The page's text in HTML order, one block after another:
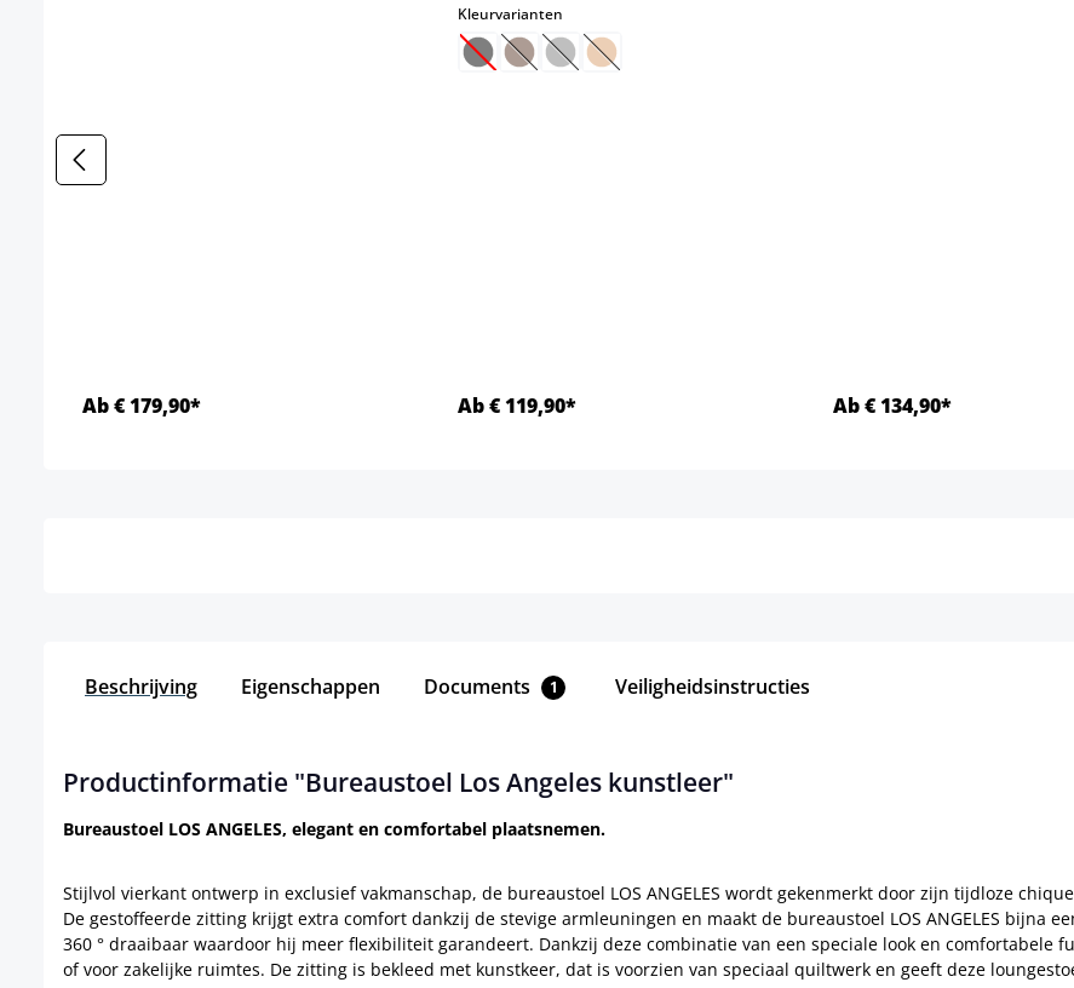
Ab € 179,90*
Kleurvarianten
(Deze optie is momenteel niet beschikbaar.)
(Deze optie is momenteel niet beschikbaar.)
(Deze optie is momenteel niet beschikbaar.)
(Deze optie is momenteel niet beschikbaar.)
Ab € 119,90* Ab € 134,90*
Beschrijving Eigenschappen Documents 1 Veiligheidsinstructies
Productinformatie "Bureaustoel Los Angeles kunstleer"
Bureaustoel LOS ANGELES, elegant en comfortabel plaatsnemen.
Stijlvol vierkant ontwerp in exclusief vakmanschap, de bureaustoel LOS ANGELES wordt gekenmerkt door zijn tijdloze
De gestoffeerde zitting krijgt extra comfort dankzij de stevige armleuningen en maakt de bureaustoel LOS ANGELES bijna
360 ° draaibaar waardoor hij meer flexibiliteit garandeert. Dankzij deze combinatie van een speciale look en comfortabele
of voor zakelijke ruimtes. De zitting is bekleed met kunstkeer, dat is voorzien van speciaal quiltwerk en geeft deze